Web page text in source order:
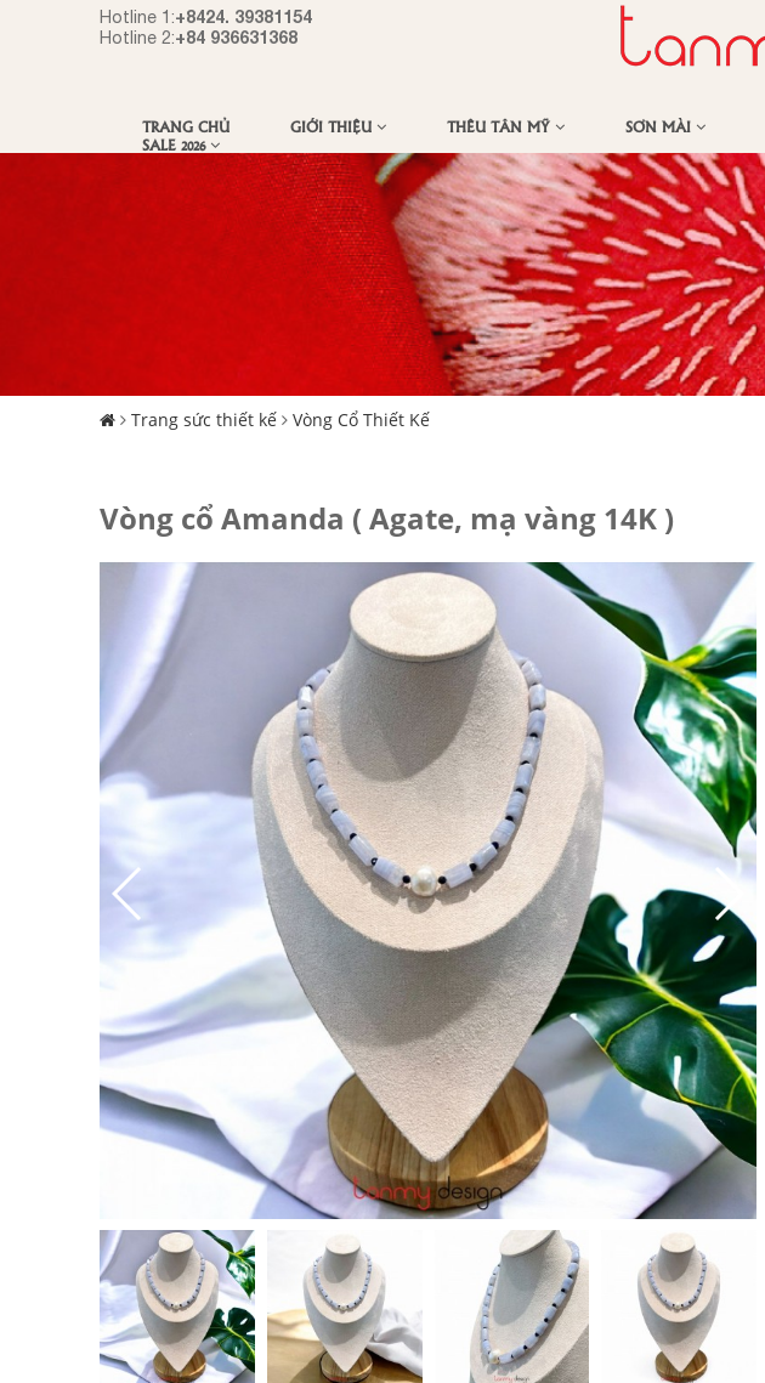
Hotline 1:+8424. 39381154
Hotline 2:+84 936631368
TRANG CHỦ GIỚI THIỆU THÊU TÂN MỸ SƠN MÀI
SALE 2026
Trang sức thiết kế Vòng Cổ Thiết Kế
Vòng cổ Amanda ( Agate, mạ vàng 14K )